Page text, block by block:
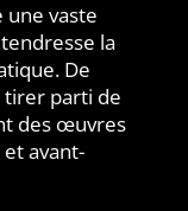
vaste
la
De
parti de
des œuvres
avant-